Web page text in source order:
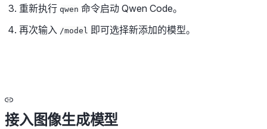
重新执行 qwen 命令启动 Qwen Code。
再次输入 /model 即可选择新添加的模型。
接入图像生成模型